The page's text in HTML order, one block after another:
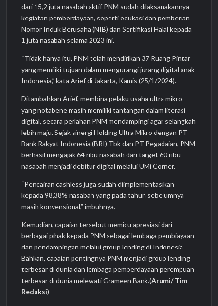
dari 15,2 juta nasabah aktif PNM sudah dilaksanakannya
kegiatan pemberdayaan, seperti edukasi dan pemberian
Nomor Induk Berusaha (NIB) dan Sertifikasi Halal kepada
1 juta nasabah selama 2023 ini.
“Tidak hanya itu, PNM telah mendirikan 37 Ruang Pintar
yang memiliki tujuan dalam mengurangi jurang digital anak
Indonesia,” kata Arief di Jakarta, Kamis (25/1/2024).
Ditambahkan Arief, membina pelaku usaha ultra mikro
yang notabene masih memiliki tantangan dalam literasi
digital, secara perlahan PNM mendampingi agar selangkah
lebih maju. Sejak sinergi Holding Ultra Mikro dengan PT
Bank Rakyat Indonesia (BRI) Tbk dan PT Pegadaian, PNM
berhasil mengajak 64 ribu nasabah dari target 60 ribu
nasabah menjadi debitur digital melalui UMi Corner.
“Pencairan cashless juga sudah diimplementasikan
kepada 98,38% nasabah yang pada tahun sebelumnya
masih konvensional,” imbuhnya.
Kemudian, capaian tersebut memicu apresiasi dari
berbagai pihak kepada PNM sebagai lembaga pembiayaan
dan pendampingan melalui group lending di Indonesia.
Bahkan, capaian pentingnya PNM menjadi group lending
terbesar di dunia dan lembaga pemberdayaan perempuan
terbesar di dunia melewati Grameen Bank.(Arumi/ Tim
Redaksi)